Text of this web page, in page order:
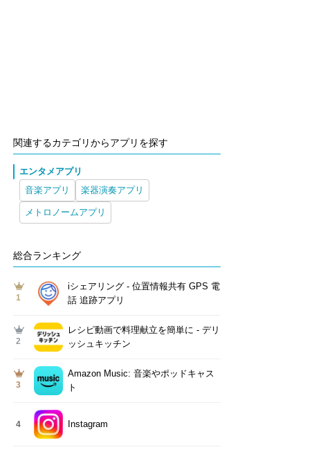
関連するカテゴリからアプリを探す
エンタメアプリ
音楽アプリ
楽器演奏アプリ
メトロノームアプリ
総合ランキング
1
iシェアリング - 位置情報共有 GPS 電
話 追跡アプリ
2
レシピ動画で料理献立を簡単‪に - デリ
ッシュキッチン
3
Amazon Music: 音楽やポッドキャス
ト
4 Instagram